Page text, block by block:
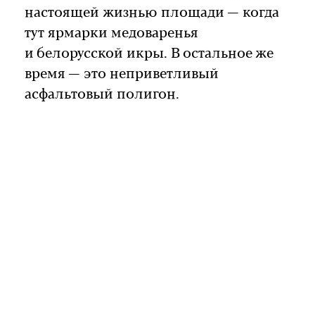
настоящей жизнью площади — когда
тут ярмарки медоваренья
и белорусской икры. В остальное же
время — это неприветливый
асфальтовый полигон.